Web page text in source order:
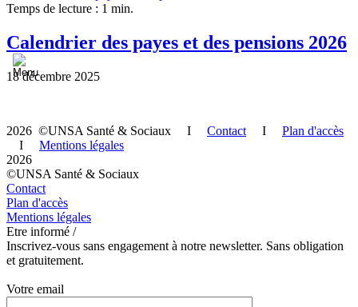
Temps de lecture : 1 min.
Calendrier des payes et des pensions 2026
18 décembre 2025
2026 ©UNSA Santé & Sociaux I Contact I Plan d'accès
I Mentions légales
2026
©UNSA Santé & Sociaux
Contact
Plan d'accès
Mentions légales
Etre informé /
Inscrivez-vous sans engagement à notre newsletter. Sans obligation
et gratuitement.
Votre email